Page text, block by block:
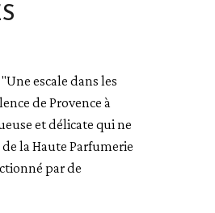
escale dans les
de Provence à
et délicate qui ne
la Haute Parfumerie
par de